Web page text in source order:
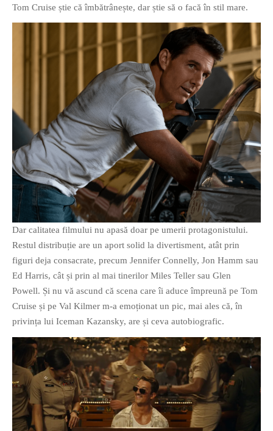
Tom Cruise știe că îmbătrânește, dar știe să o facă în stil mare.
Dar calitatea filmului nu apasă doar pe umerii protagonistului.
Restul distribuție are un aport solid la divertisment, atât prin
figuri deja consacrate, precum Jennifer Connelly, Jon Hamm sau
Ed Harris, cât și prin al mai tinerilor Miles Teller sau Glen
Powell. Și nu vă ascund că scena care îi aduce împreună pe Tom
Cruise și pe Val Kilmer m-a emoționat un pic, mai ales că, în
privința lui Iceman Kazansky, are și ceva autobiografic.